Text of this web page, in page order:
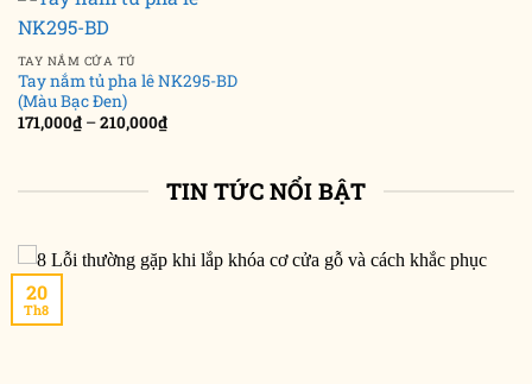
TAY NẮM CỬA TỦ
Tay nắm tủ pha lê NK295-BD
(Màu Bạc Đen)
171,000₫ –210,000₫Khoảng
giá:
đến
210,000₫
TIN TỨC NỔI BẬT
20
Th8